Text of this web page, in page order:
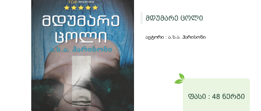
მდუმარე ცოლი
ავტორი : ა.ს.ა. ჰარისონი
ფასი : 48 ნერგი